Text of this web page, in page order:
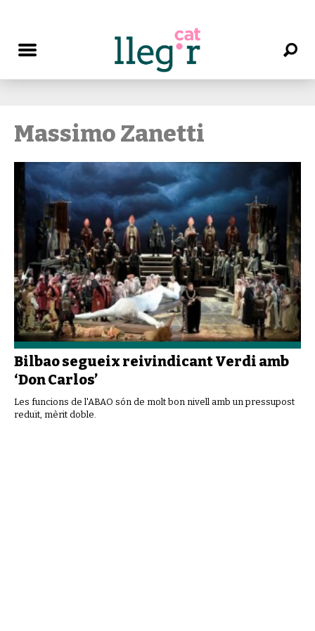
Massimo Zanetti
Bilbao segueix reivindicant Verdi amb
‘Don Carlos’
Les funcions de l'ABAO són de molt bon nivell amb un pressupost
reduït, mèrit doble.